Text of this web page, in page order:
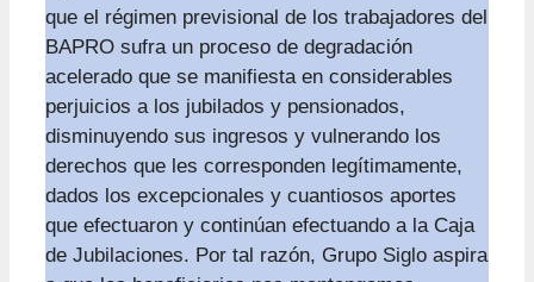
que el régimen previsional de los trabajadores del
BAPRO sufra un proceso de degradación
acelerado que se manifiesta en considerables
perjuicios a los jubilados y pensionados,
disminuyendo sus ingresos y vulnerando los
derechos que les corresponden legítimamente,
dados los excepcionales y cuantiosos aportes
que efectuaron y continúan efectuando a la Caja
de Jubilaciones. Por tal razón, Grupo Siglo aspira